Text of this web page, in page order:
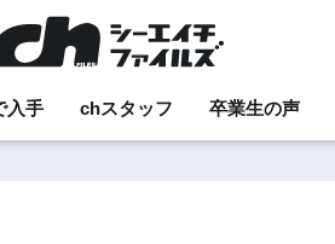
入手 chスタッフ 卒業生の声